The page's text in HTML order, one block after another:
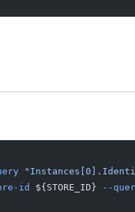
id ${STORE_ID} --